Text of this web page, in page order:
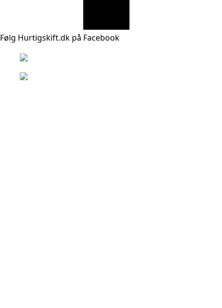
Følg Hurtigskift.dk på Facebook